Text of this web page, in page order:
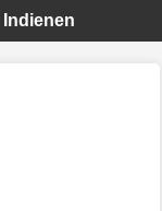
Indienen